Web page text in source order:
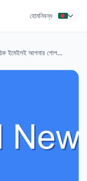
হোমনিবন্ধ
ফেসবুক নয়, গেমের জন্য নতুন অ্যাপ? সাময়িক ইমেইলই আপনার গোপন বন্ধু!